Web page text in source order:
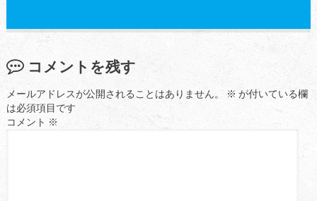
コメントを残す
メールアドレスが公開されることはありません。 ※ が付いている欄
は必須項目です
コメント ※